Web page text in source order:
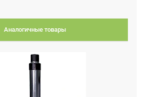
Аналогичные товары